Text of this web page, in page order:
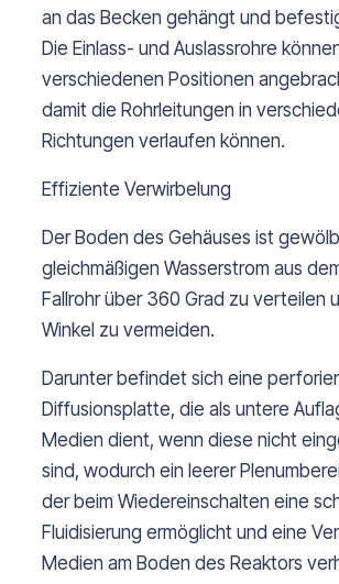
an das Becken gehängt und
Die Einlass- und Auslassrohre
verschiedenen Positionen
damit die Rohrleitungen in
Richtungen verlaufen können.
Effiziente Verwirbelung
Der Boden des Gehäuses ist
gleichmäßigen Wasserstrom aus
Fallrohr über 360 Grad zu verteilen
Winkel zu vermeiden.
Darunter befindet sich eine
Diffusionsplatte, die als untere
Medien dient, wenn diese nicht
sind, wodurch ein leerer
der beim Wiedereinschalten eine
Fluidisierung ermöglicht und eine
Medien am Boden des Reaktors